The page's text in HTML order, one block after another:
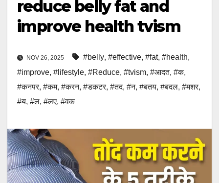
reduce belly fat and
improve health tvism
NOV 26, 2025 #belly, #effective, #fat, #health,
#improve, #lifestyle, #Reduce, #tvism, #आदत, #क,
#कनपर, #कम, #करन, #डकटर, #तद, #न, #बतय, #बदल, #मशर,
#य, #ल, #लए, #वक